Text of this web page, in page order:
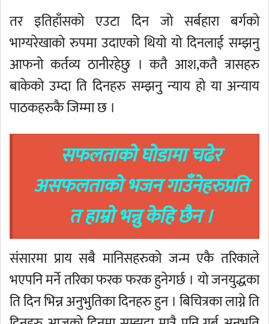
तर इतिहाँसको एउटा दिन जो सर्बहारा बर्गको
भाग्यरेखाको रुपमा उदाएको थियो यो दिनलाई सम्झनु
आफनो कर्तव्य ठानीरहेछु । कतै आश,कतै त्रासहरु
बाकेको उम्दा ति दिनहरु सम्झनु न्याय हो या अन्याय
पाठकहरुकै जिम्मा छ ।
सफलताको घोडामा चढेर
असफलताको भजन गाउँनेहरुप्रति
त हाम्रो भन्नु केहि छैन ।
संसारमा प्राय सबै मानिसहरुको जन्म एकै तरिकाले
भएपनि मर्ने तरिका फरक फरक हुनेगर्छ । यो जनयुद्धका
ति दिन भिन्न अनुभुतिका दिनहरु हुन । बिचित्रका लाग्ने ति